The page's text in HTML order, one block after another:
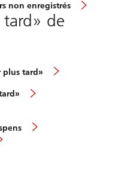
non enregistrés
tard» de
plus tard»